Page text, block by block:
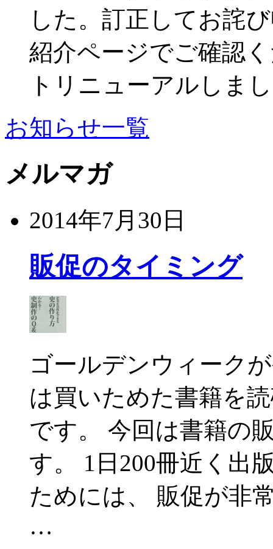
した。訂正してお詫
紹介ページでご確認
トリニューアルしま
お知らせ一覧
メルマガ
2014年7月30日
販促のタイミング
ゴールデンウィーク
は買いためた書籍を
です。 今回は書籍の
す。 1日200冊近く出
ためには、 販促が非
…